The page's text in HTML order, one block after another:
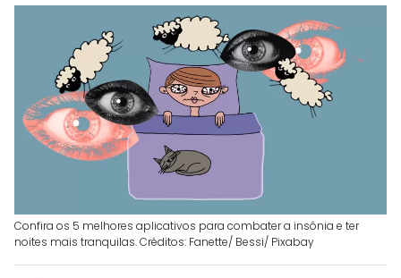
Confira os 5 melhores aplicativos para combater a insônia e ter
noites mais tranquilas. Créditos: Fanette/ Bessi/ Pixabay